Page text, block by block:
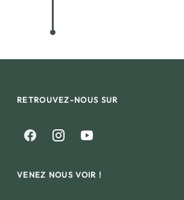
RETROUVEZ-NOUS SUR
VENEZ NOUS VOIR !